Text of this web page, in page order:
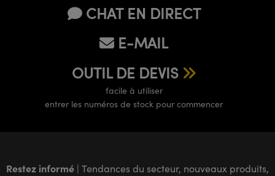
CHAT EN DIRECT
E-MAIL
OUTIL DE DEVIS
facile à utiliser
entrer les numéros de stock pour commencer
Restez informé | Tendances du secteur, nouveaux produits,